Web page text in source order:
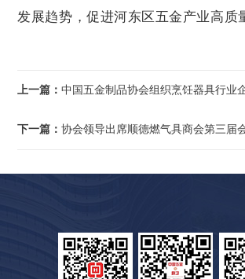
发展趋势，促进河东区五金产业高质
上一篇：中国五金制品协会组织烹饪器具行业企业
下一篇：协会领导出席顺德燃气具商会第三届会员大会